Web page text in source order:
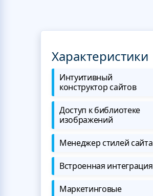
Характеристики
Интуитивный
конструктор сайтов
Доступ к библиотеке
изображений
Менеджер стилей сайта
Встроенная интеграция
Маркетинговые